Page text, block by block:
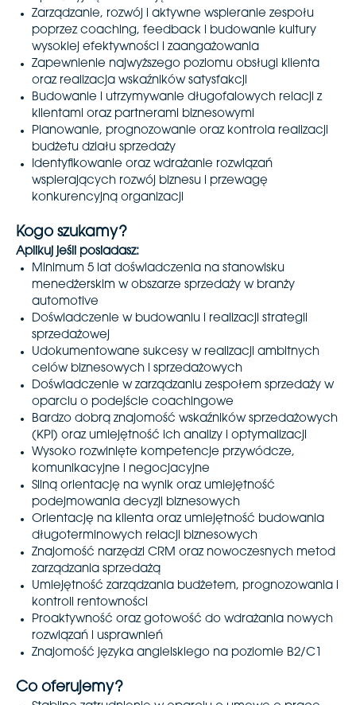
Zarządzanie, rozwój i aktywne wspieranie zespołu
poprzez coaching, feedback i budowanie kultury
wysokiej efektywności i zaangażowania
Zapewnienie najwyższego poziomu obsługi klienta
oraz realizacja wskaźników satysfakcji
Budowanie i utrzymywanie długofalowych relacji z
klientami oraz partnerami biznesowymi
Planowanie, prognozowanie oraz kontrola realizacji
budżetu działu sprzedaży
Identyfikowanie oraz wdrażanie rozwiązań
wspierających rozwój biznesu i przewagę
konkurencyjną organizacji
Kogo szukamy?
Aplikuj jeśli posiadasz:
Minimum 5 lat doświadczenia na stanowisku
menedżerskim w obszarze sprzedaży w branży
automotive
Doświadczenie w budowaniu i realizacji strategii
sprzedażowej
Udokumentowane sukcesy w realizacji ambitnych
celów biznesowych i sprzedażowych
Doświadczenie w zarządzaniu zespołem sprzedaży w
oparciu o podejście coachingowe
Bardzo dobrą znajomość wskaźników sprzedażowych
(KPI) oraz umiejętność ich analizy i optymalizacji
Wysoko rozwinięte kompetencje przywódcze,
komunikacyjne i negocjacyjne
Silną orientację na wynik oraz umiejętność
podejmowania decyzji biznesowych
Orientację na klienta oraz umiejętność budowania
długoterminowych relacji biznesowych
Znajomość narzędzi CRM oraz nowoczesnych metod
zarządzania sprzedażą
Umiejętność zarządzania budżetem, prognozowania i
kontroli rentowności
Proaktywność oraz gotowość do wdrażania nowych
rozwiązań i usprawnień
Znajomość języka angielskiego na poziomie B2/C1
Co oferujemy?